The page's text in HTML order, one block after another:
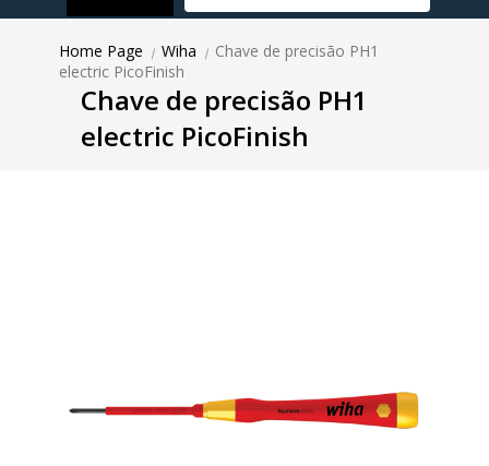
Home Page | Wiha | Chave de precisão PH1
electric PicoFinish
Chave de precisão PH1
electric PicoFinish